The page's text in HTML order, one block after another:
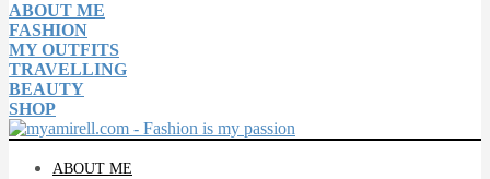
ABOUT ME
FASHION
MY OUTFITS
TRAVELLING
BEAUTY
SHOP
ABOUT ME